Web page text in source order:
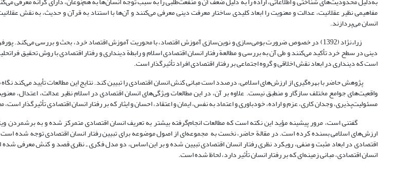
مفاهیمی نظیر عقلانیت، عدالت و معنویت را ابعاد کلیدی ساختار معرفت دینی معرفی می‌کنند و آن‌ها با استناد به قرآن و حدیث، به نقش
انسان می‌پردازند.
دینی در سطح خرد تأکید می‌کنند و طی آن به بررسی و مطالعة رفتار انسان اقتصادی اسلام و رابطة دینداری و رفتار اقتصادی با روش تحقیق
است که دینداری در ابعاد نقش اخلاقی و گروه اجتماعی بر رفتار اقتصادی افراد تأثیرگذار است.
پژوهش حاضر با بهره‌گیری از ارزش‌های اسلامی، درصدد است مبانی کنش انسان اقتصادی را تبیین کند. نتایج این مطالعات تأیید می‌کند نگاه
واقعیت‌های جوامع مختلف سازگار و منطبق نیست. علاوه بر آن، در این مطالعات ویژگی‌های انسان اقتصادی در اسلام نظیر عدالت، اعتدال،
مسئولیت‌پذیری، وجدان کاری، عزم و اراده، خودباوری و اعتماد به نفس، ایمان و اعتقاد، احسان و ایثار که بر رفتار انسان اقتصادی تأثیرگذار
گفتنی است، مرور پیشینه مؤید این نکته است که مطالعات انجام‌گرفته بیشتر به تعریف انسان اقتصادی متمرکز شده و به برشمردن
ارزش‌های اسلامی بسنده کرده است. در مقالة حاضر، نخست به مجموعه‌ای از اصول موضوعه برای تبیین رفتار انسان اقتصادی توجه شده
اقتصادی در ابعاد مثبت و منفی، رویکرد نظری رفتار انسان اقتصادی تبیین شده و بر این اساس، دو مدل فکری ـ نظری قصد و کنش معرفی شده
انسان اقتصادی، مبانی زمینه‌ای که بر رفتار انسان تأثیر دارد، لحاظ شده است.